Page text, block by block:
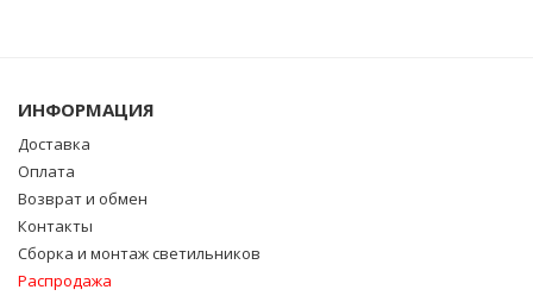
ИНФОРМАЦИЯ
Доставка
Оплата
Возврат и обмен
Контакты
Сборка и монтаж светильников
Распродажа